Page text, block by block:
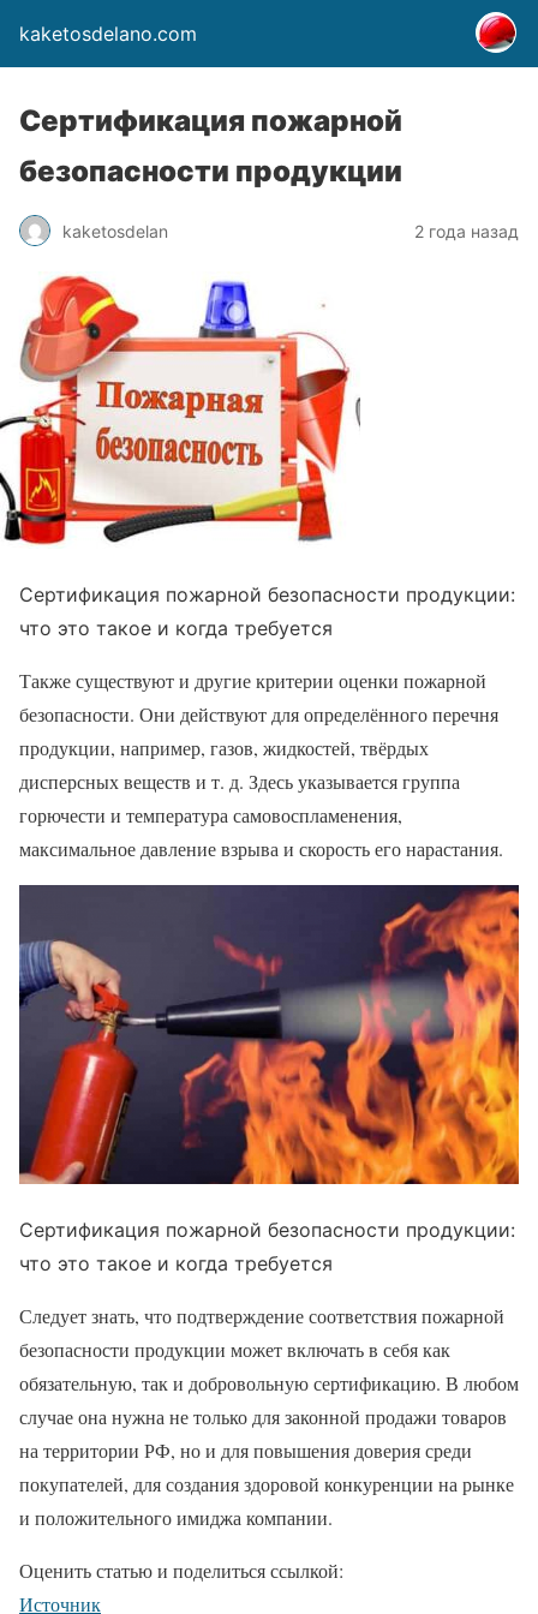
kaketosdelano.com
Сертификация пожарной
безопасности продукции
kaketosdelan 2 года назад
Сертификация пожарной безопасности продукции:
что это такое и когда требуется
Также существуют и другие критерии оценки пожарной
безопасности. Они действуют для определённого перечня
продукции, например, газов, жидкостей, твёрдых
дисперсных веществ и т. д. Здесь указывается группа
горючести и температура самовоспламенения,
максимальное давление взрыва и скорость его нарастания.
Сертификация пожарной безопасности продукции:
что это такое и когда требуется
Следует знать, что подтверждение соответствия пожарной
безопасности продукции может включать в себя как
обязательную, так и добровольную сертификацию. В любом
случае она нужна не только для законной продажи товаров
на территории РФ, но и для повышения доверия среди
покупателей, для создания здоровой конкуренции на рынке
и положительного имиджа компании.
Оценить статью и поделиться ссылкой:
Источник